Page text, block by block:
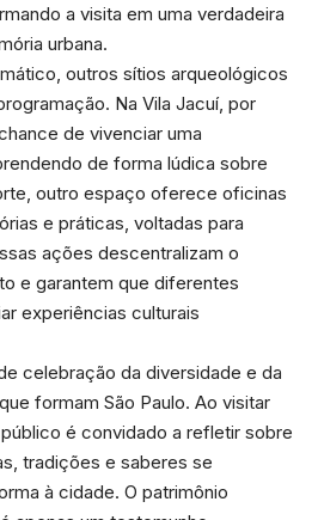
a visita em uma verdadeira
urbana.
outros sítios arqueológicos
Na Vila Jacuí, por
de vivenciar uma
de forma lúdica sobre
outro espaço oferece oficinas
e práticas, voltadas para
ações descentralizam o
e garantem que diferentes
experiências culturais
celebração da diversidade e da
formam São Paulo. Ao visitar
é convidado a refletir sobre
tradições e saberes se
à cidade. O patrimônio